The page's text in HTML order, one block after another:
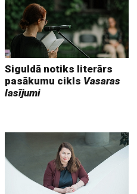
Siguldā notiks literārs
pasākumu cikls Vasaras
lasījumi